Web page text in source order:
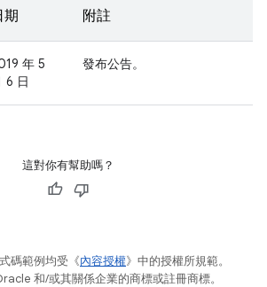
期 附註
年 5
6 日
發布公告。
這對你有幫助嗎？
碼範例均受《內容授權》中的授權所規範。
和/或其關係企業的商標或註冊商標。